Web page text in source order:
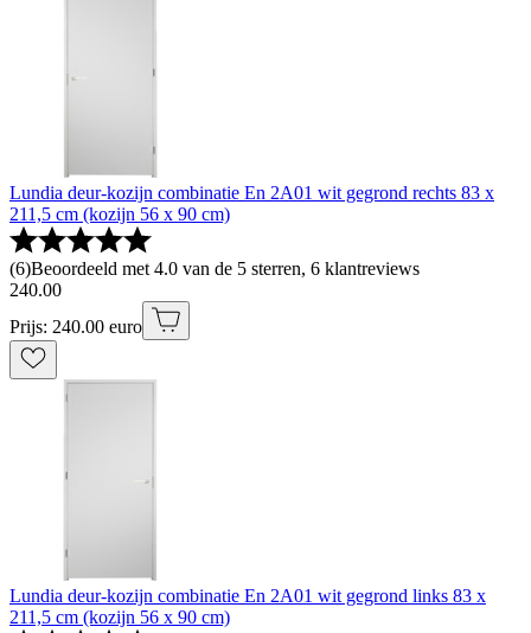
Lundia deur-kozijn combinatie En 2A01 wit gegrond rechts 83 x
211,5 cm (kozijn 56 x 90 cm)
(6)Beoordeeld met 4.0 van de 5 sterren, 6 klantreviews
240.00
Prijs: 240.00 euro
Lundia deur-kozijn combinatie En 2A01 wit gegrond links 83 x
211,5 cm (kozijn 56 x 90 cm)